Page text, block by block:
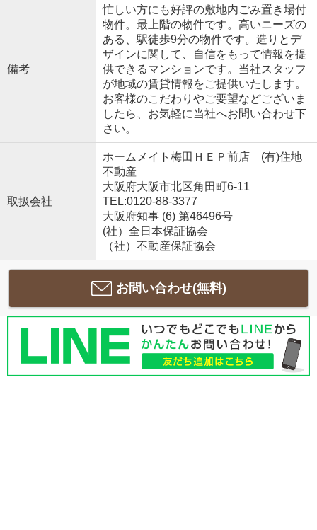
備考
忙しい方にも好評の敷地内ごみ置き場付
物件。最上階の物件です。高いニーズの
ある、駅徒歩9分の物件です。造りとデ
ザインに関して、自信をもって情報を提
供できるマンションです。当社スタッフ
が地域の賃貸情報をご提供いたします。
お客様のこだわりやご要望などございま
したら、お気軽に当社へお問い合わせ下
さい。
取扱会社
ホームメイト梅田ＨＥＰ前店 (有)住地
不動産
大阪府大阪市北区角田町6-11
TEL:0120-88-3377
大阪府知事 (6) 第46496号
(社）全日本保証協会
（社）不動産保証協会
お問い合わせ(無料)